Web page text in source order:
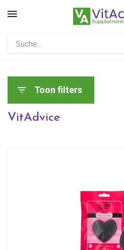
Toon filters
VitAdvice